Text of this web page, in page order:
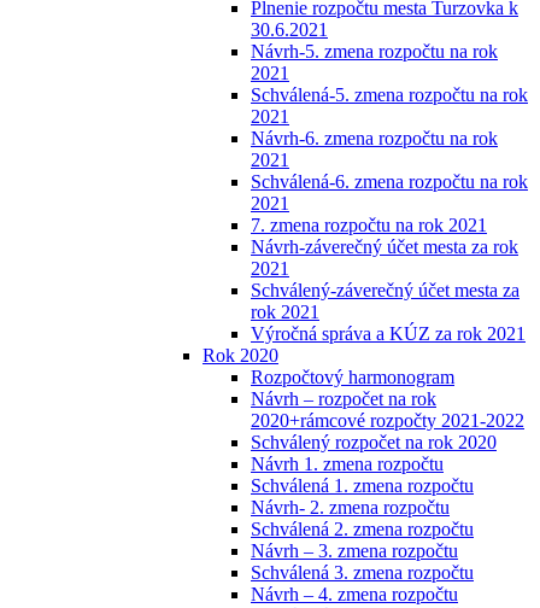
Plnenie rozpočtu mesta Turzovka k
30.6.2021
Návrh-5. zmena rozpočtu na rok
2021
Schválená-5. zmena rozpočtu na rok
2021
Návrh-6. zmena rozpočtu na rok
2021
Schválená-6. zmena rozpočtu na rok
2021
7. zmena rozpočtu na rok 2021
Návrh-záverečný účet mesta za rok
2021
Schválený-záverečný účet mesta za
rok 2021
Výročná správa a KÚZ za rok 2021
Rok 2020
Rozpočtový harmonogram
Návrh – rozpočet na rok
2020+rámcové rozpočty 2021-2022
Schválený rozpočet na rok 2020
Návrh 1. zmena rozpočtu
Schválená 1. zmena rozpočtu
Návrh- 2. zmena rozpočtu
Schválená 2. zmena rozpočtu
Návrh – 3. zmena rozpočtu
Schválená 3. zmena rozpočtu
Návrh – 4. zmena rozpočtu